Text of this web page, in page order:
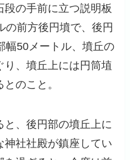
の手前に立つ説明板
の前方後円墳で、後円
幅50メートル、墳丘の
り、墳丘上には円筒埴
のこと。
、後円部の墳丘上に
神社社殿が鎮座してい